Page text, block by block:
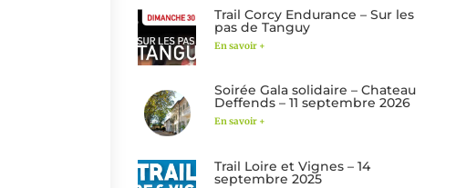
Trail Corcy Endurance – Sur les
pas de Tanguy
En savoir +
Soirée Gala solidaire – Chateau
Deffends – 11 septembre 2026
En savoir +
Trail Loire et Vignes – 14
septembre 2025